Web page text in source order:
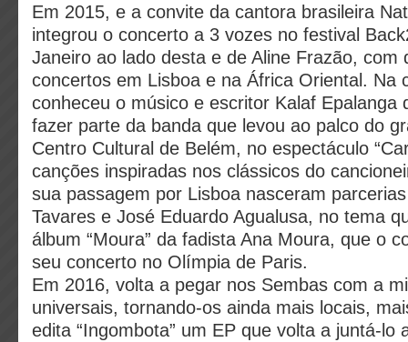
Em 2015, e a convite da cantora brasileira
integrou o concerto a 3 vozes no festival
Janeiro ao lado desta e de Aline Frazão, com
concertos em Lisboa e na África Oriental. Na
conheceu o músico e escritor Kalaf Epalanga
fazer parte da banda que levou ao palco do
Centro Cultural de Belém, no espectáculo
canções inspiradas nos clássicos do
sua passagem por Lisboa nasceram
Tavares e José Eduardo Agualusa, no tema
álbum “Moura” da fadista Ana Moura, que o
seu concerto no Olímpia de Paris.
Em 2016, volta a pegar nos Sembas com a
universais, tornando-os ainda mais locais,
edita “Ingombota” um EP que volta a juntá-lo